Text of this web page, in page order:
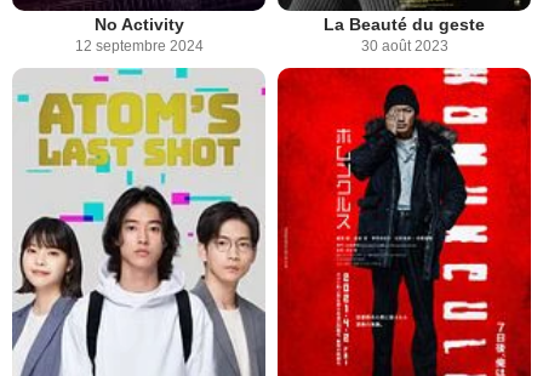
No Activity
12 septembre 2024
La Beauté du geste
30 août 2023